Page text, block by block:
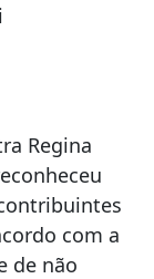
Regina
com a
de não